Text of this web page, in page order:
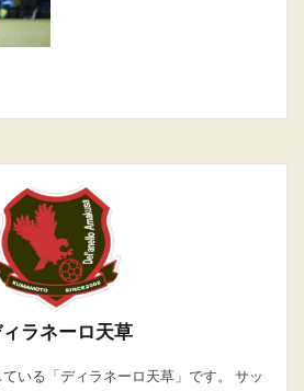
ラネーロ天草
いる「ディラネーロ天草」です。 サッ